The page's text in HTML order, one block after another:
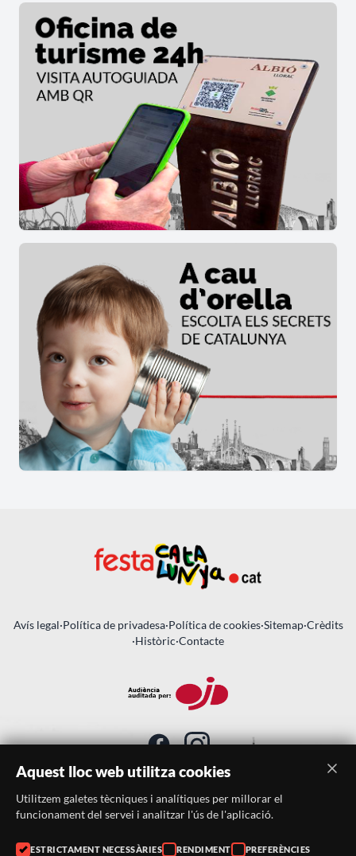
Avís legal·Política de privadesa·Política de cookies·Sitemap·Crèdits
·Històric·Contacte
SUBSCRIU-TE AL BUTLLETÍ
Telèfon: 938046359
Aquest lloc web utilitza cookies
Utilitzem galetes tècniques i analítiques per millorar el
funcionament del servei i analitzar l'ús de l'aplicació.
ESTRICTAMENT NECESSÀRIES RENDIMENT PREFERÈNCIES